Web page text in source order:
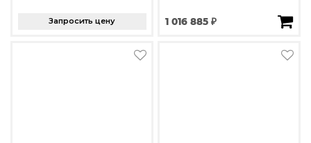
Запросить цену 1 016 885 ₽